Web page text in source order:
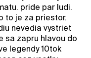
pride par ludi.
to je za priestor.
nevedia vystriet
sa zapru hlavou do
legendy 10tok